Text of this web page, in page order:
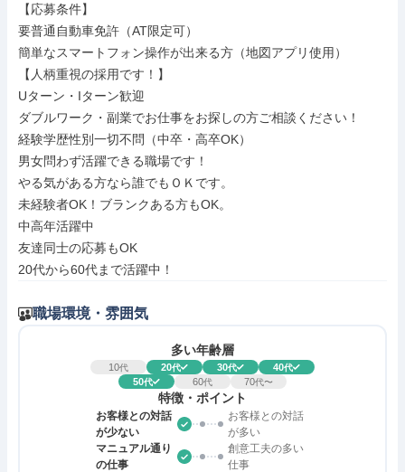
【応募条件】
要普通自動車免許（AT限定可）
簡単なスマートフォン操作が出来る方（地図アプリ使用）
【人柄重視の採用です！】
Uターン・Iターン歓迎
ダブルワーク・副業でお仕事をお探しの方ご相談ください！
経験学歴性別一切不問（中卒・高卒OK）
男女問わず活躍できる職場です！
やる気がある方なら誰でもＯＫです。
未経験者OK！ブランクある方もOK。
中高年活躍中
友達同士の応募もOK
20代から60代まで活躍中！
職場環境・雰囲気
多い年齢層
10代 20代 30代 40代
50代 60代 70代〜
特徴・ポイント
お客様との対話
が少ない
お客様との対話
が多い
マニュアル通り
の仕事
創意工夫の多い
仕事